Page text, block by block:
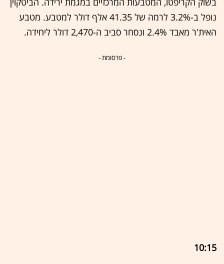
נופל ב-3.2% לרמה של 41.35 אלף דולר למטבע. מטבע
האית'ר מאבד 2.4% ונסחר סביב ה-2,470 דולר ליחידה.
- פרסומת -
10:15